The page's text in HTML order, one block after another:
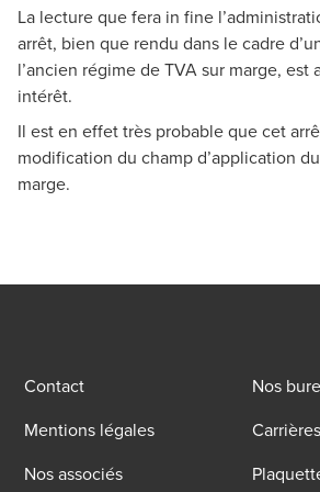
La lecture que fera in fine
arrêt, bien que rendu dans le cadre
l’ancien régime de TVA sur marge, est
intérêt.
Il est en effet très probable que cet
modification du champ d’application
marge.
Contact
Nos
Mentions légales
Carrières
Nos associés